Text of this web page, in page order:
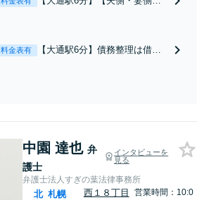
指します。離婚や不貞の慰謝料
請求、財産分与など全般的に対
料金表有
【大通駅6分】債務整理は借金
応可能です。【夜間・休日対応
中園 達也 弁
護士
インタビューを
見る
弁護士法人すぎの葉法律事務所
北 札幌
西１８丁目
営業時間：10:0